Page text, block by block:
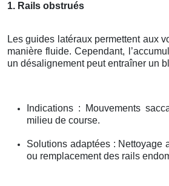
1. Rails obstrués
Les guides latéraux permettent aux
manière fluide. Cependant,
un désalignement peut entraîner un
Indications : Mouvements
milieu de course.
Solutions adaptées : Nettoyage
ou remplacement des rails